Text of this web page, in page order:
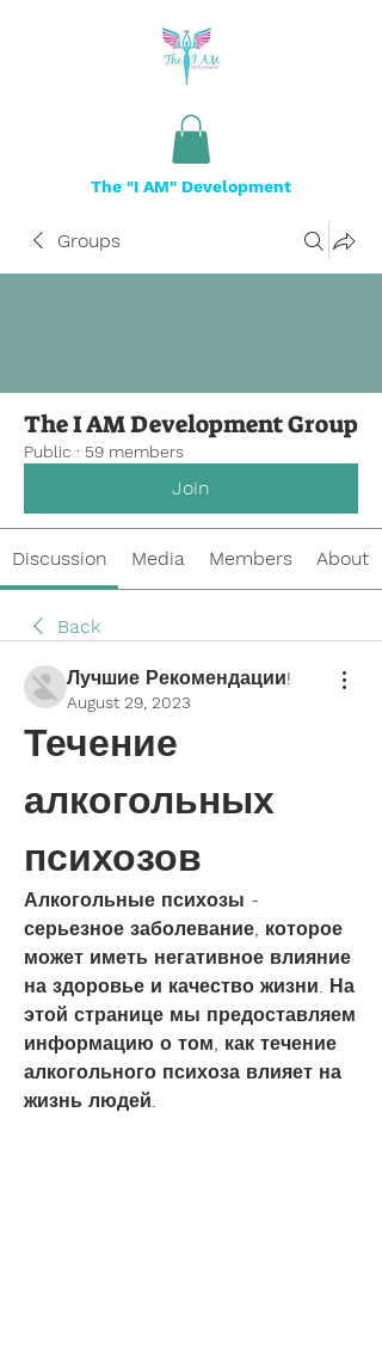
The "I AM" Development
Groups
The I AM Development Group
Public · 59 members
Join
Discussion Media Members About
Back
Лучшие Рекомендации!
August 29, 2023
Течение
алкогольных
психозов
Алкогольные психозы -
серьезное заболевание, которое
может иметь негативное влияние
на здоровье и качество жизни. На
этой странице мы предоставляем
информацию о том, как течение
алкогольного психоза влияет на
жизнь людей.